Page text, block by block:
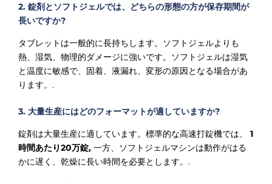
2. 錠剤とソフトジェルでは、どちらの形態の方が保存期間が
長いですか?
タブレットは一般的に長持ちします。ソフトジェルよりも
熱、湿気、物理的ダメージに強いです。ソフトジェルは湿気
と温度に敏感で、固着、液漏れ、変形の原因となる場合があ
ります。.
3. 大量生産にはどのフォーマットが適していますか?
錠剤は大量生産に適しています。標準的な高速打錠機では、 1
時間あたり20万錠, 一方、ソフトジェルマシンは動作がはる
かに遅く、乾燥に長い時間を必要とします。.